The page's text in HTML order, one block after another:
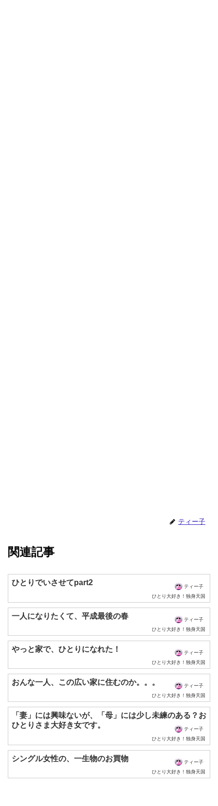
ティー子
関連記事
ひとりでいさせてpart2
ティー子
ひとり大好き！独身天国
一人になりたくて、平成最後の春
ティー子
ひとり大好き！独身天国
やっと家で、ひとりになれた！
ティー子
ひとり大好き！独身天国
おんな一人、この広い家に住むのか。。。
ティー子
ひとり大好き！独身天国
「妻」には興味ないが、「母」には少し未練のある？お
ひとりさま大好き女です。
ティー子
ひとり大好き！独身天国
シングル女性の、一生物のお買物
ティー子
ひとり大好き！独身天国